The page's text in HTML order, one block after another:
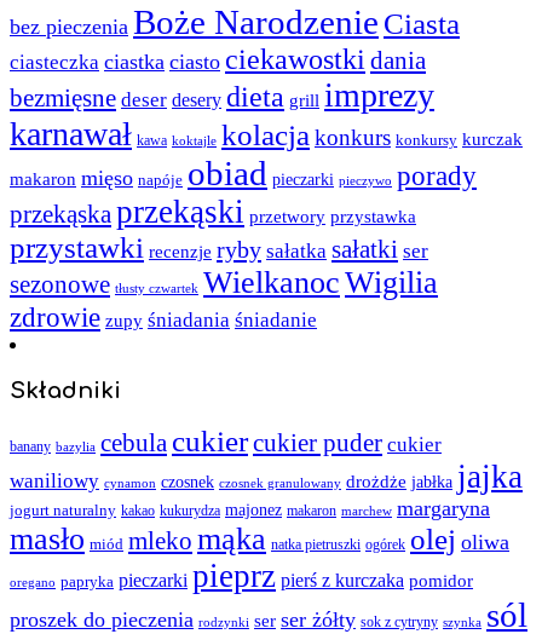
bez pieczenia Boże Narodzenie Ciasta
ciasteczka ciastka ciasto ciekawostki dania
bezmięsne deser desery dieta grill imprezy
karnawał kawa koktajle kolacja konkurs konkursy kurczak
makaron mięso napóje obiad pieczarki pieczywo porady
przekąskaprzekąski przetwory przystawka
przystawki recenzje ryby sałatka sałatki ser
sezonowe tłusty czwartek WielkanocWigilia
zdrowie zupy śniadania śniadanie
Składniki
banany bazylia cebula cukiercukier puder cukier
waniliowy cynamon czosnek czosnek granulowany drożdże jabłka jajka
jogurt naturalny kakao kukurydza majonez makaron marchew margaryna
masło miód mleko mąka natka pietruszki ogórek olej oliwa
oregano papryka pieczarki pieprz pierś z kurczaka pomidor
proszek do pieczenia rodzynki ser ser żółty sok z cytryny szynka sól